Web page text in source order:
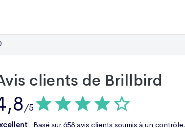
clients de Brillbird
/5
Basé sur658 avis clients soumis à un contrôle.